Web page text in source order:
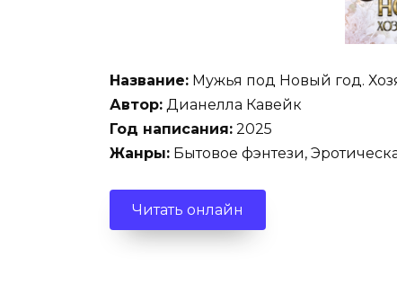
Название: Мужья под Новый год.
Автор: Дианелла Кавейк
Год написания: 2025
Жанры: Бытовое фэнтези,
Читать онлайн